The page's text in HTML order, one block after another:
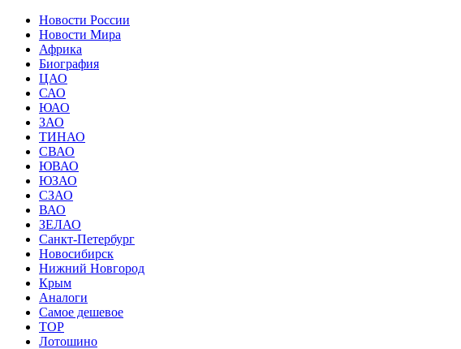
Новости России
Новости Мира
Африка
Биография
ЦАО
САО
ЮАО
ЗАО
ТИНАО
СВАО
ЮВАО
ЮЗАО
СЗАО
ВАО
ЗЕЛАО
Санкт-Петербург
Новосибирск
Нижний Новгород
Крым
Аналоги
Самое дешевое
TOP
Лотошино